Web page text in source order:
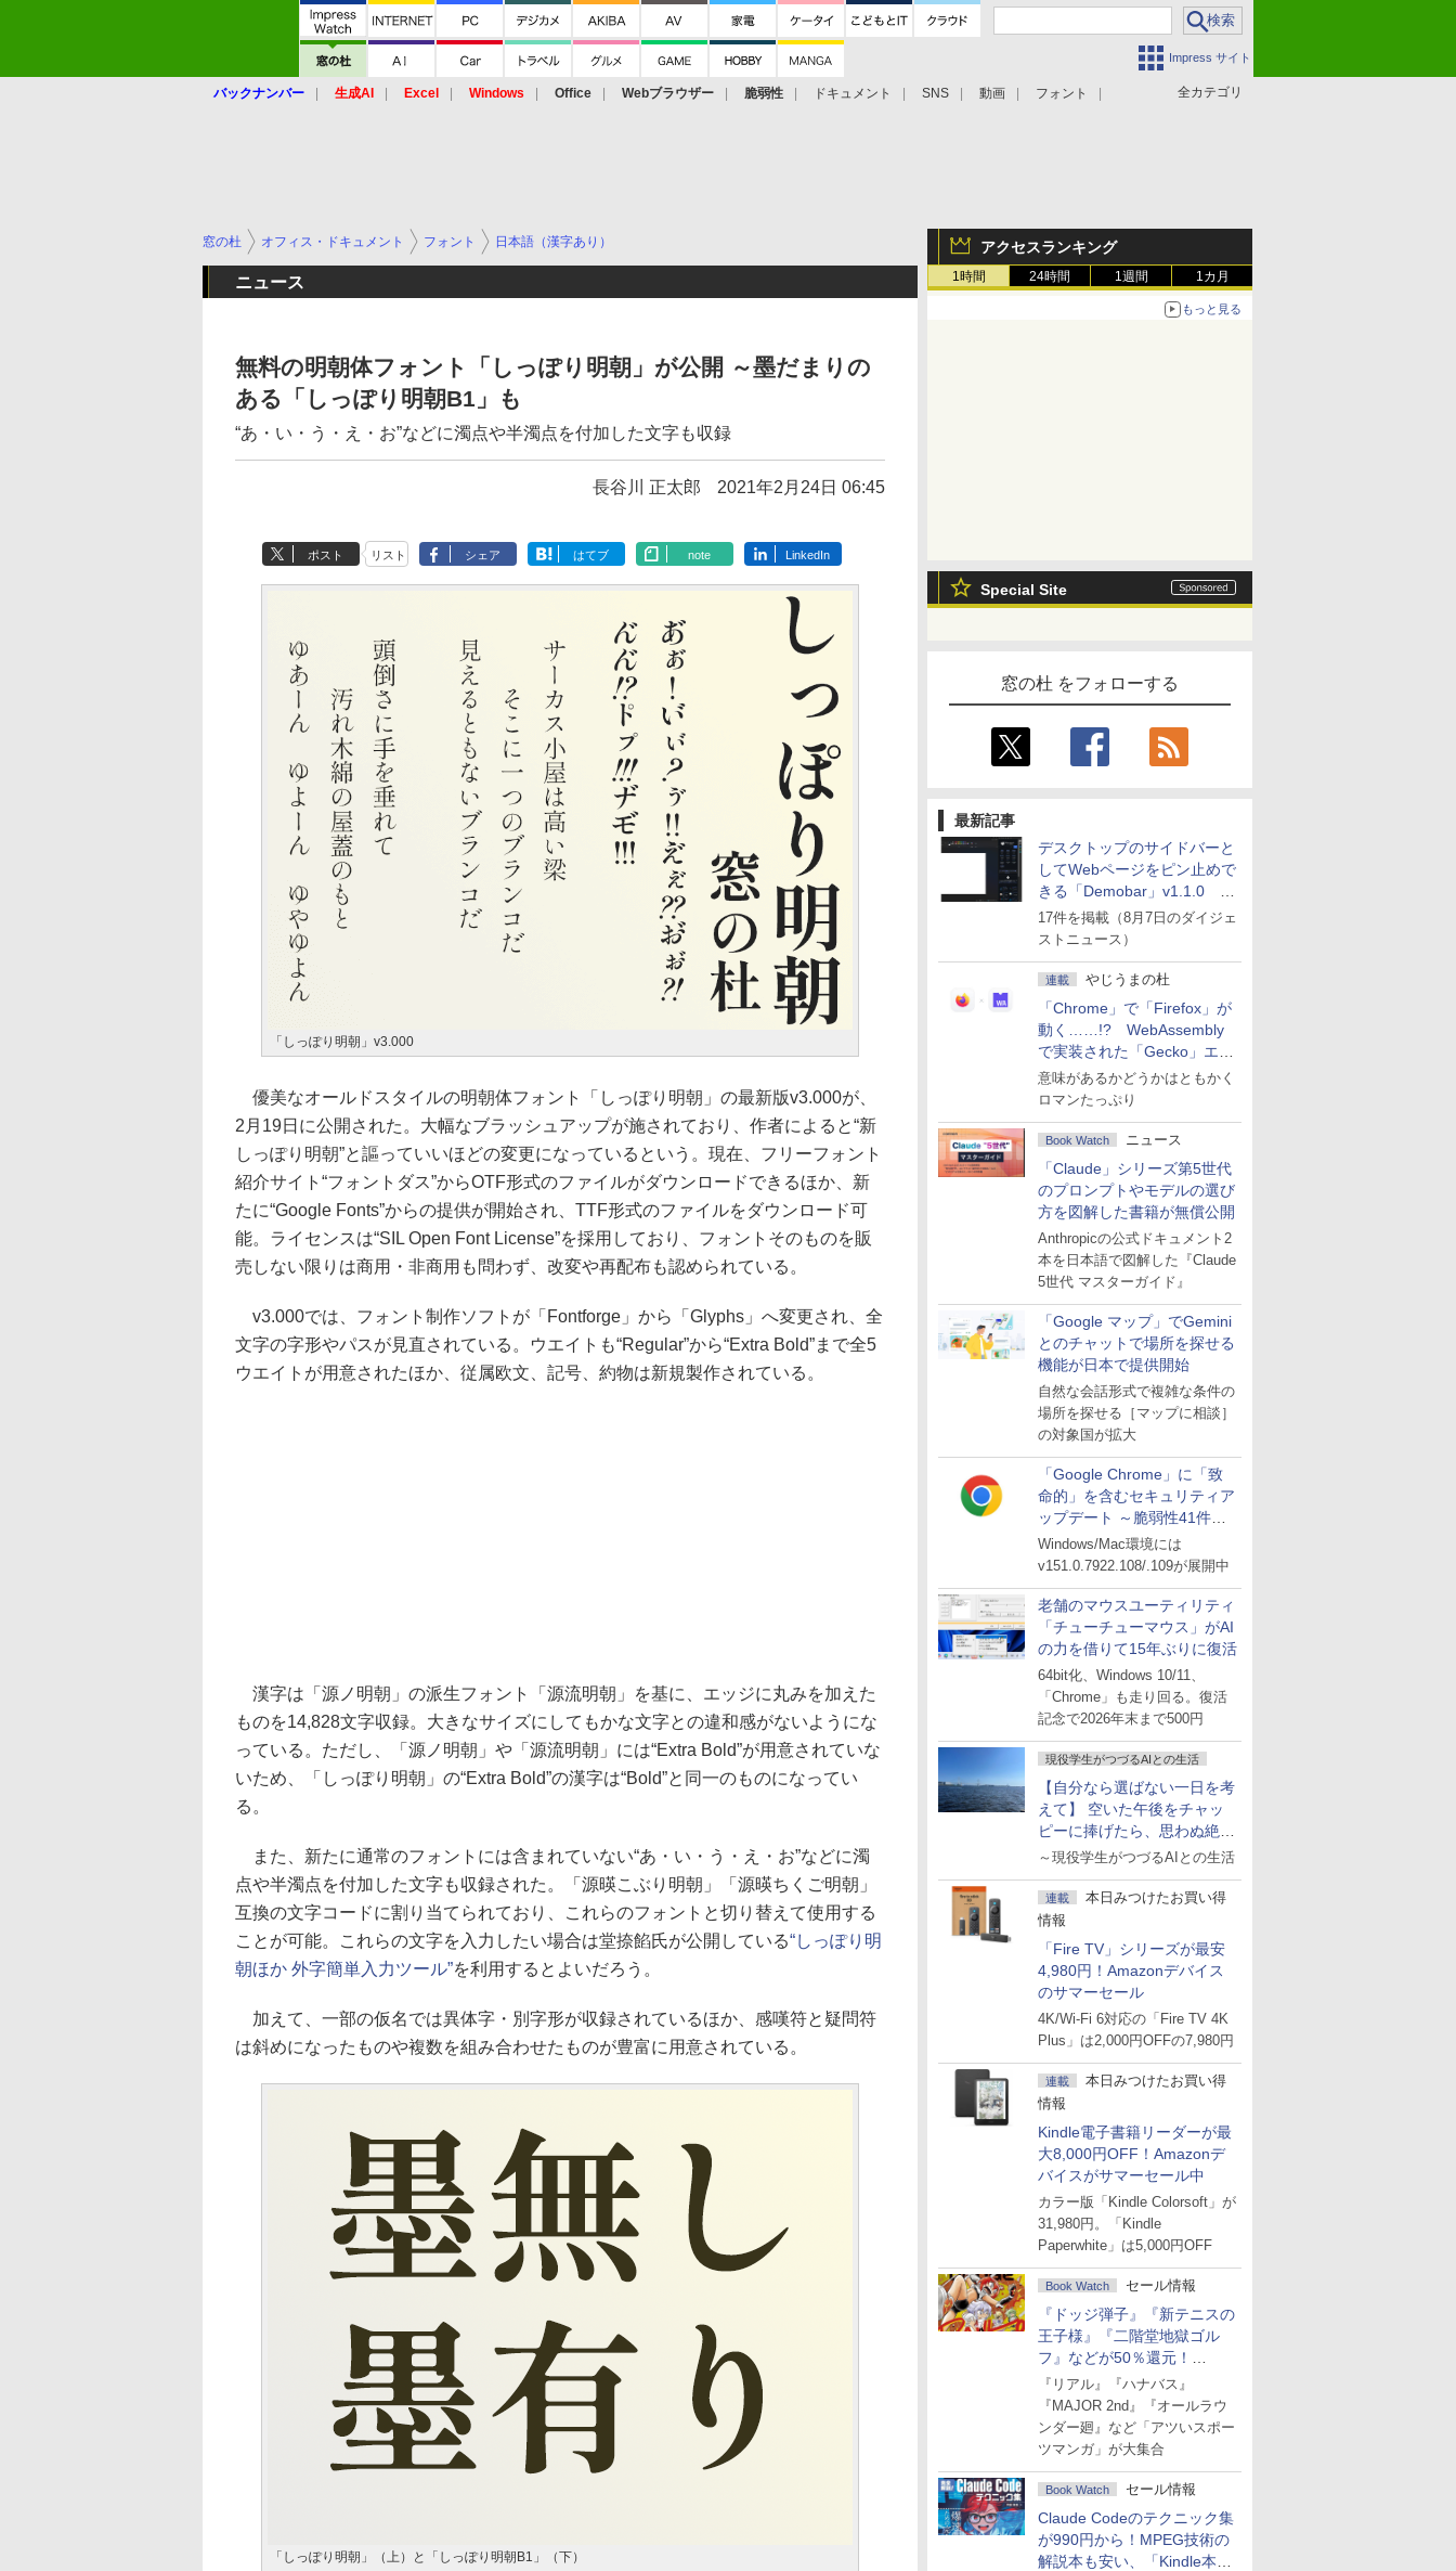
Impress サイト
全カテゴリ
バックナンバー 生成AI Excel Windows Office Webブラウザー 脆弱性 ドキュメント SNS 動画 フォント
アクセスランキング
1時間 24時間 1週間 1カ月
もっと見る
Special Site
窓の杜 をフォローする
最新記事
デスクトップのサイドバーと
してWebページをピン止めで
きる「Demobar」v1.1.0 ほ
か
17件を掲載（8月7日のダイジェ
ストニュース）
連載 やじうまの杜
「Chrome」で「Firefox」が
動く……!? WebAssembly
で実装された「Gecko」エン
ジン
意味があるかどうかはともかく
ロマンたっぷり
Book Watch ニュース
「Claude」シリーズ第5世代
のプロンプトやモデルの選び
方を図解した書籍が無償公開
Anthropicの公式ドキュメント2
本を日本語で図解した『Claude
5世代 マスターガイド』
「Google マップ」でGemini
とのチャットで場所を探せる
機能が日本で提供開始
自然な会話形式で複雑な条件の
場所を探せる［マップに相談］
の対象国が拡大
「Google Chrome」に「致
命的」を含むセキュリティア
ップデート ～脆弱性41件に
対処
Windows/Mac環境には
v151.0.7922.108/.109が展開中
老舗のマウスユーティリティ
「チューチューマウス」がAI
の力を借りて15年ぶりに復活
64bit化、Windows 10/11、
「Chrome」も走り回る。復活
記念で2026年末まで500円
現役学生がつづるAIとの生活
【自分なら選ばない一日を考
えて】 空いた午後をチャッ
ピーに捧げたら、思わぬ絶景
に出会った話
～現役学生がつづるAIとの生活
連載
本日みつけたお買い得
情報
「Fire TV」シリーズが最安
4,980円！Amazonデバイス
のサマーセール
4K/Wi-Fi 6対応の「Fire TV 4K
Plus」は2,000円OFFの7,980円
連載
本日みつけたお買い得
情報
Kindle電子書籍リーダーが最
大8,000円OFF！Amazonデ
バイスがサマーセール中
カラー版「Kindle Colorsoft」が
31,980円。「Kindle
Paperwhite」は5,000円OFF
Book Watch セール情報
『ドッジ弾子』『新テニスの
王子様』『二階堂地獄ゴル
フ』などが50％還元！
Amazonマンガ週末セール
『リアル』『ハナバス』
『MAJOR 2nd』『オールラウ
ンダー廻』など「アツいスポー
ツマンガ」が大集合
Book Watch セール情報
Claude Codeのテクニック集
が990円から！MPEG技術の
解説本も安い、「Kindle本サ
窓の杜 オフィス・ドキュメント フォント 日本語（漢字あり）
ニュース
無料の明朝体フォント「しっぽり明朝」が公開 ～墨だまりの
ある「しっぽり明朝B1」も
“あ・い・う・え・お”などに濁点や半濁点を付加した文字も収録
長谷川 正太郎 2021年2月24日 06:45
ポスト リスト シェア はてブ note LinkedIn
「しっぽり明朝」v3.000
優美なオールドスタイルの明朝体フォント「しっぽり明朝」の最新版v3.000が、
2月19日に公開された。大幅なブラッシュアップが施されており、作者によると“新
しっぽり明朝”と謳っていいほどの変更になっているという。現在、フリーフォント
紹介サイト“フォントダス”からOTF形式のファイルがダウンロードできるほか、新
たに“Google Fonts”からの提供が開始され、TTF形式のファイルをダウンロード可
能。ライセンスは“SIL Open Font License”を採用しており、フォントそのものを販
売しない限りは商用・非商用も問わず、改変や再配布も認められている。
v3.000では、フォント制作ソフトが「Fontforge」から「Glyphs」へ変更され、全
文字の字形やパスが見直されている。ウエイトも“Regular”から“Extra Bold”まで全5
ウエイトが用意されたほか、従属欧文、記号、約物は新規製作されている。
漢字は「源ノ明朝」の派生フォント「源流明朝」を基に、エッジに丸みを加えた
ものを14,828文字収録。大きなサイズにしてもかな文字との違和感がないようにな
っている。ただし、「源ノ明朝」や「源流明朝」には“Extra Bold”が用意されていな
いため、「しっぽり明朝」の“Extra Bold”の漢字は“Bold”と同一のものになってい
る。
また、新たに通常のフォントには含まれていない“あ・い・う・え・お”などに濁
点や半濁点を付加した文字も収録された。「源暎こぶり明朝」「源暎ちくご明朝」
互換の文字コードに割り当てられており、これらのフォントと切り替えて使用する
ことが可能。これらの文字を入力したい場合は堂捺餡氏が公開している“しっぽり明
朝ほか 外字簡単入力ツール”を利用するとよいだろう。
加えて、一部の仮名では異体字・別字形が収録されているほか、感嘆符と疑問符
は斜めになったものや複数を組み合わせたものが豊富に用意されている。
「しっぽり明朝」（上）と「しっぽり明朝B1」（下）